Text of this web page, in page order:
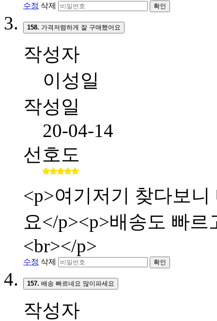
수정 삭제 확인
158. 가격저렴하게 잘 구매했어요
작성자
이성일
작성일
20-04-14
선호도
<p>여기저기 찾다보
요</p><p>배송도 빠
<br></p>
수정 삭제 확인
157. 배송 빠르네요 많이파세요
작성자